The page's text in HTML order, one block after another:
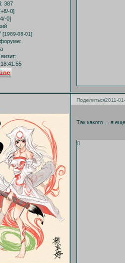
387
[+8/-0]
0]
[1989-08-01]
Поделиться2011-
Так какого.... я
0